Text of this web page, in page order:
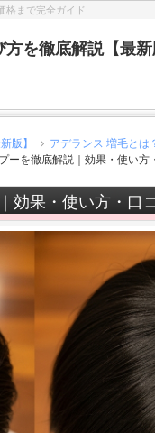
格まで完全ガイド
を徹底解説【最新
版】
アデランス 増毛とは
ーを徹底解説｜効果・使い方
効果・使い方・口